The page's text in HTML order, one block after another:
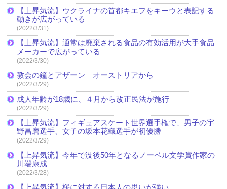
【上昇気流】ウクライナの首都キエフをキーウと表記する
動きが広がっている
(2022/3/31)
【上昇気流】通常は廃棄される食品の有効活用が大手食品
メーカーで広がっている
(2022/3/30)
教会の鐘とアザーン オーストリアから
(2022/3/29)
成人年齢が18歳に、４月から改正民法が施行
(2022/3/29)
【上昇気流】フィギュアスケート世界選手権で、男子の宇
野昌磨選手、女子の坂本花織選手が初優勝
(2022/3/29)
【上昇気流】今年で没後50年となるノーベル文学賞作家の
川端康成
(2022/3/28)
【上昇気流】桜に対する日本人の思いが強い